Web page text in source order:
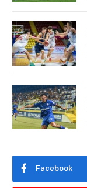
Facebook